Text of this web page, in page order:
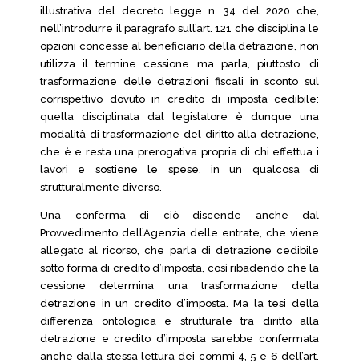
illustrativa del decreto legge n. 34 del 2020 che,
nell’introdurre il paragrafo sull’art. 121 che disciplina le
opzioni concesse al beneficiario della detrazione, non
utilizza il termine cessione ma parla, piuttosto, di
trasformazione delle detrazioni fiscali in sconto sul
corrispettivo dovuto in credito di imposta cedibile:
quella disciplinata dal legislatore è dunque una
modalità di trasformazione del diritto alla detrazione,
che è e resta una prerogativa propria di chi effettua i
lavori e sostiene le spese, in un qualcosa di
strutturalmente diverso.
Una conferma di ciò discende anche dal
Provvedimento dell’Agenzia delle entrate, che viene
allegato al ricorso, che parla di detrazione cedibile
sotto forma di credito d’imposta, così ribadendo che la
cessione determina una trasformazione della
detrazione in un credito d’imposta. Ma la tesi della
differenza ontologica e strutturale tra diritto alla
detrazione e credito d’imposta sarebbe confermata
anche dalla stessa lettura dei commi 4, 5 e 6 dell’art.